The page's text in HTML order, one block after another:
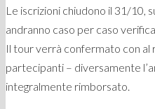
Le iscrizioni chiudono il 31/10,
andranno caso per caso
Il tour verrà confermato con al
partecipanti – diversamente
integralmente rimborsato.